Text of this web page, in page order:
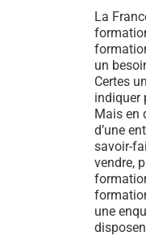
La
un
Certes
indiquer
Mais en
d’une
savoir-
vendre,
une